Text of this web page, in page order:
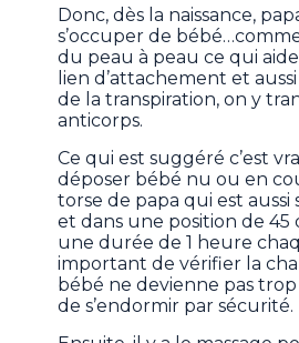
Donc, dès la naissance,
s’occuper de
du peau à peau ce qui
lien d’attachement et
de la transpiration, on y
anticorps.
Ce qui est suggéré c’est
déposer bébé nu ou en
torse de papa qui est aussi
et dans une position de 45
une durée de 1 heure
important de vérifier la
bébé ne devienne pas
de s’endormir par sécurité.